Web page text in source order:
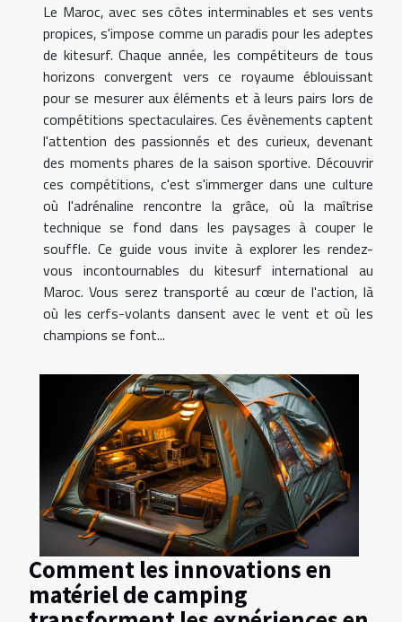
Le Maroc, avec ses côtes interminables et ses vents
propices, s'impose comme un paradis pour les adeptes
de kitesurf. Chaque année, les compétiteurs de tous
horizons convergent vers ce royaume éblouissant
pour se mesurer aux éléments et à leurs pairs lors de
compétitions spectaculaires. Ces évènements captent
l'attention des passionnés et des curieux, devenant
des moments phares de la saison sportive. Découvrir
ces compétitions, c'est s'immerger dans une culture
où l'adrénaline rencontre la grâce, où la maîtrise
technique se fond dans les paysages à couper le
souffle. Ce guide vous invite à explorer les rendez-
vous incontournables du kitesurf international au
Maroc. Vous serez transporté au cœur de l'action, là
où les cerfs-volants dansent avec le vent et où les
champions se font...
Comment les innovations en
matériel de camping